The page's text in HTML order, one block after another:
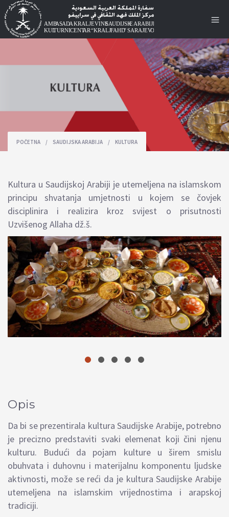
POČETNA / SAUDIJSKA ARABIJA / KULTURA
Kultura u Saudijskoj Arabiji je utemeljena na islamskom
principu shvatanja umjetnosti u kojem se čovjek
disciplinira i realizira kroz svijest o prisutnosti
Uzvišenog Allaha dž.š.
Opis
Da bi se prezentirala kultura Saudijske Arabije, potrebno
je precizno predstaviti svaki elemenat koji čini njenu
kulturu. Budući da pojam kulture u širem smislu
obuhvata i duhovnu i materijalnu komponentu ljudske
aktivnosti, može se reći da je kultura Saudijske Arabije
utemeljena na islamskim vrijednostima i arapskoj
tradiciji.